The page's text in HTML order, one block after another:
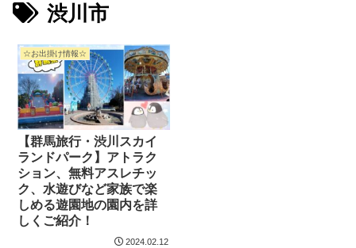
渋川市
☆お出掛け情報☆
【群馬旅行・渋川スカイ
ランドパーク】アトラク
ション、無料アスレチッ
ク、水遊びなど家族で楽
しめる遊園地の園内を詳
しくご紹介！
2024.02.12